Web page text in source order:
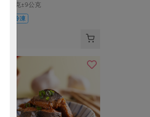
240公克±9公克
冷凍